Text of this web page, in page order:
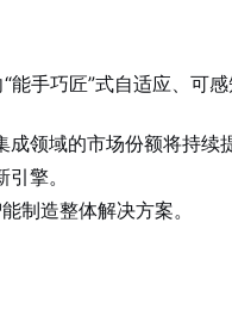
能手巧匠”式自适应、
领域的市场份额将持续
擎。
制造整体解决方案。